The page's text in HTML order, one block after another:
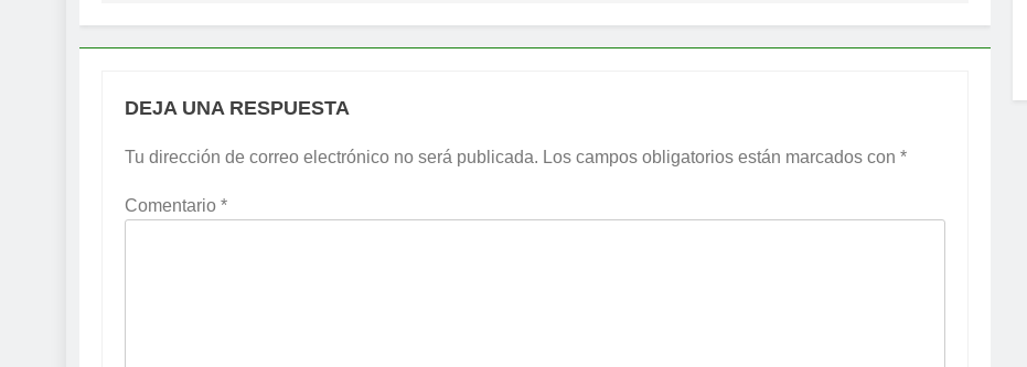
DEJA UNA RESPUESTA
Tu dirección de correo electrónico no será publicada. Los campos obligatorios están marcados con *
Comentario *